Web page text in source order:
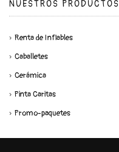
NUESTROS PRODUCTOS
Renta de Inflables
Caballetes
Cerámica
Pinta Caritas
Promo-paquetes